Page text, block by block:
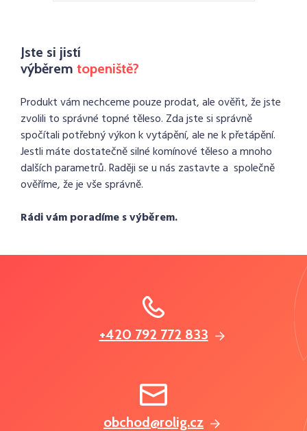
Jste si jistí
výběrem topeniště?
Produkt vám nechceme pouze prodat, ale ověřit, že jste
zvolili to správné topné těleso. Zda jste si správně
spočítali potřebný výkon k vytápění, ale ne k přetápění.
Jestli máte dostatečně silné komínové těleso a mnoho
dalších parametrů. Raději se u nás zastavte a společně
ověříme, že je vše správně.
Rádi vám poradíme s výběrem.
+420 792 772 833
obchod@rolig.cz